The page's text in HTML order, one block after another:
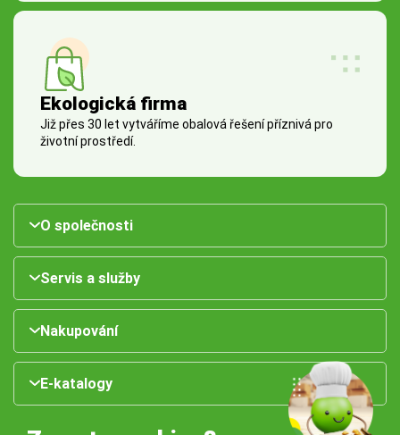
Ekologická firma
Již přes 30 let vytváříme obalová řešení příznivá pro
životní prostředí.
O společnosti
Servis a služby
Nakupování
E-katalogy